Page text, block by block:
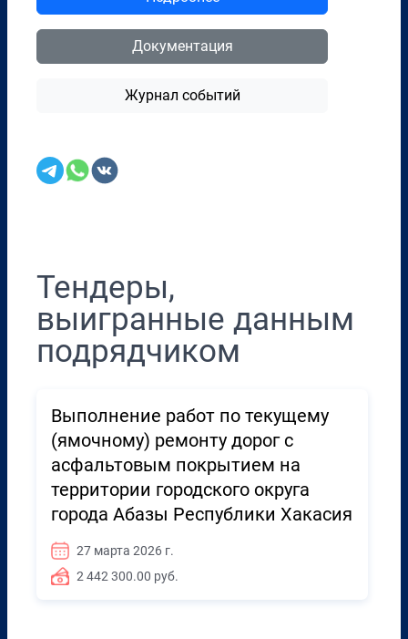
Документация
Журнал событий
Тендеры,
выигранные данным
подрядчиком
Выполнение работ по текущему
(ямочному) ремонту дорог с
асфальтовым покрытием на
территории городского округа
города Абазы Республики Хакасия
27 марта 2026 г.
2 442 300.00 руб.